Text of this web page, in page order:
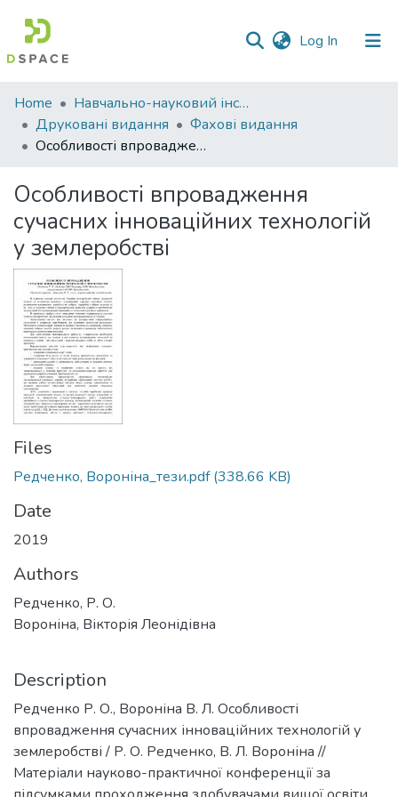
Log In (current)
Communities
&
Collections
Statistics
Home
Навчально-науковий інститут економіки, управління, права та інформаційних технологій
Друковані видання
Фахові видання
Особливості впровадження сучасних інноваційних технологій у землеробстві
Особливості впровадження
сучасних інноваційних технологій
у землеробстві
Files
Редченко, Вороніна_тези.pdf(338.66 KB)
Date
2019
Authors
Редченко, Р. О.
Вороніна, Вікторія Леонідівна
Description
Редченко Р. О., Вороніна В. Л. Особливості
впровадження сучасних інноваційних технологій у
землеробстві / Р. О. Редченко, В. Л. Вороніна //
Матеріали науково-практичної конференції за